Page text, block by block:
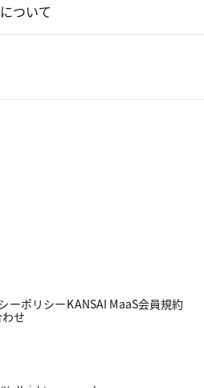
ついて
ーポリシーKANSAI MaaS会員規約
せ